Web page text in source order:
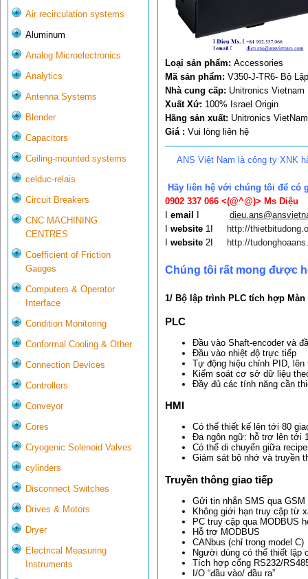
Air recirculation systems
Aluminum
Analog Microelectronics
Analytics
Antenna Systems
Blender
Capacitors
Ceiling-mounted systems
celduc-relais
Circuit Breakers
CNC MACHINING
CENTRES
Coefficient of Friction
Gauges
Computers & Operator
Interface
Condition Monitoring
Conformal Cooling & Other
Connection Devices
Controllers
Conveyor
Cores
Cryogenic Solenoid Valves
cylinders
Disconnect Switches
Drives & Motors
Dryer
Electrical Measuring
Instruments
Loại sản phẩm: Accessories
Mã sản phẩm: V350-J-TR6- Bộ
Nhà cung cấp: Unitronics Vietnam
Xuất Xứ: 100% Israel Origin
Hãng sản xuất: Unitronics VietNam
Giá : Vui lòng liên hệ
ANS Việt Nam là công ty XNK
Hãy liên hệ với chúng tôi để có
0902 337 066 <(@^@)> Ms Diệu
I email I
I website 1I http://
I website 2I http://
Chúng tôi rất mong được
1/ Bộ lập trình PLC tích hợp
PLC
Đầu vào Shaft-encoder và
Đầu vào nhiệt độ trực tiếp
Tự động hiệu chỉnh PID,
Kiểm soát cơ sở dữ liệu
Đầy đủ các tính năng cần
HMI
Có thể thiết kế lên tới 80
Đa ngôn ngữ: hỗ trợ lên tới
Có thể di chuyển giữa
Giám sát bộ nhớ và truyền
Truyền thông giao tiếp
Gửi tin nhắn SMS qua GSM
Không giới hạn truy cập từ
PC truy cập qua MODBUS
Hỗ trợ MODBUS
CANbus (chỉ trong model C)
Người dùng có thể thiết lập
Tích hợp cổng RS232/
I/O “đầu vào/ đầu ra”